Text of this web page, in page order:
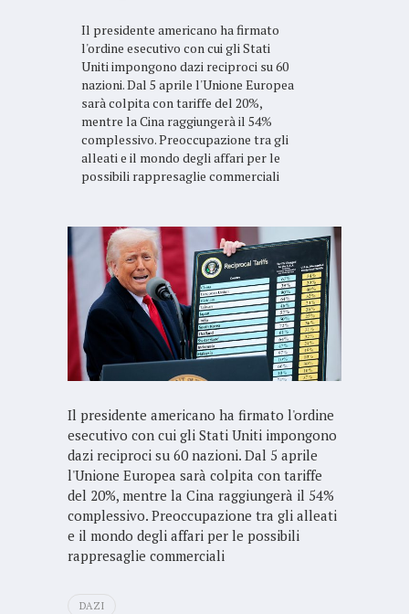
Il presidente americano ha firmato
l'ordine esecutivo con cui gli Stati
Uniti impongono dazi reciproci su 60
nazioni. Dal 5 aprile l'Unione Europea
sarà colpita con tariffe del 20%,
mentre la Cina raggiungerà il 54%
complessivo. Preoccupazione tra gli
alleati e il mondo degli affari per le
possibili rappresaglie commerciali
Il presidente americano ha firmato l'ordine
esecutivo con cui gli Stati Uniti impongono
dazi reciproci su 60 nazioni. Dal 5 aprile
l'Unione Europea sarà colpita con tariffe
del 20%, mentre la Cina raggiungerà il 54%
complessivo. Preoccupazione tra gli alleati
e il mondo degli affari per le possibili
rappresaglie commerciali
DAZI